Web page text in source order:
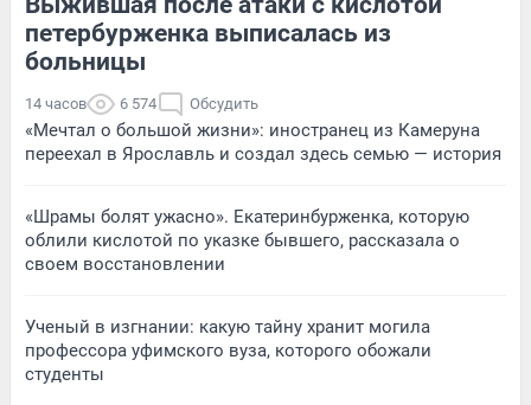
петербурженка выписалась из
больницы
14 часов 6 574 Обсудить
«Мечтал о большой жизни»: иностранец из Камеруна
переехал в Ярославль и создал здесь семью — история
«Шрамы болят ужасно». Екатеринбурженка, которую
облили кислотой по указке бывшего, рассказала о
своем восстановлении
Ученый в изгнании: какую тайну хранит могила
профессора уфимского вуза, которого обожали
студенты